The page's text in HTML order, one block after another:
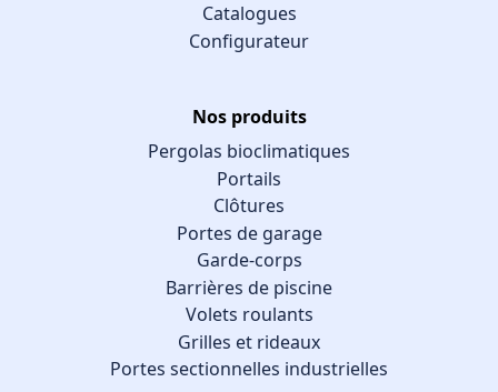
Catalogues
Configurateur
Nos produits
Pergolas bioclimatiques
Portails
Clôtures
Portes de garage
Garde-corps
Barrières de piscine
Volets roulants
Grilles et rideaux
Portes sectionnelles industrielles